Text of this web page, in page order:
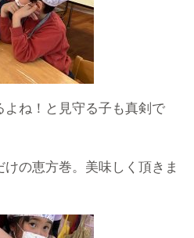
ね！と見守る子も真剣で
の恵方巻。美味しく頂きま